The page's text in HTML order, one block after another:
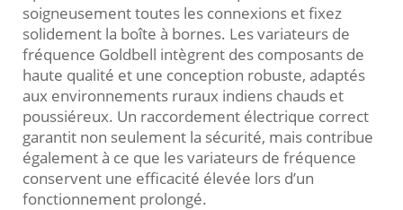
soigneusement toutes les connexions et fixez
solidement la boîte à bornes. Les variateurs de
fréquence Goldbell intègrent des composants de
haute qualité et une conception robuste, adaptés
aux environnements ruraux indiens chauds et
poussiéreux. Un raccordement électrique correct
garantit non seulement la sécurité, mais contribue
également à ce que les variateurs de fréquence
conservent une efficacité élevée lors d’un
fonctionnement prolongé.